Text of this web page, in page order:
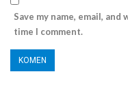
Save my name, email,
time I comment.